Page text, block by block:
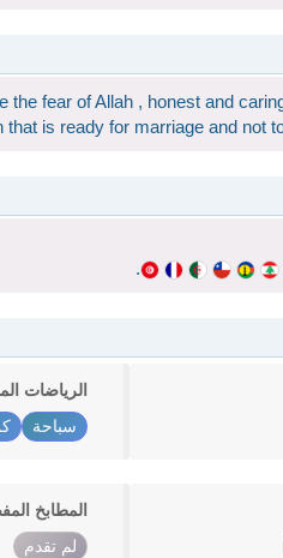
the fear of Allah , honest and
is ready for marriage and not
.
الرياضات
سباحة
المطابخ
لم تقدم